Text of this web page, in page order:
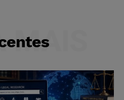
MAIS